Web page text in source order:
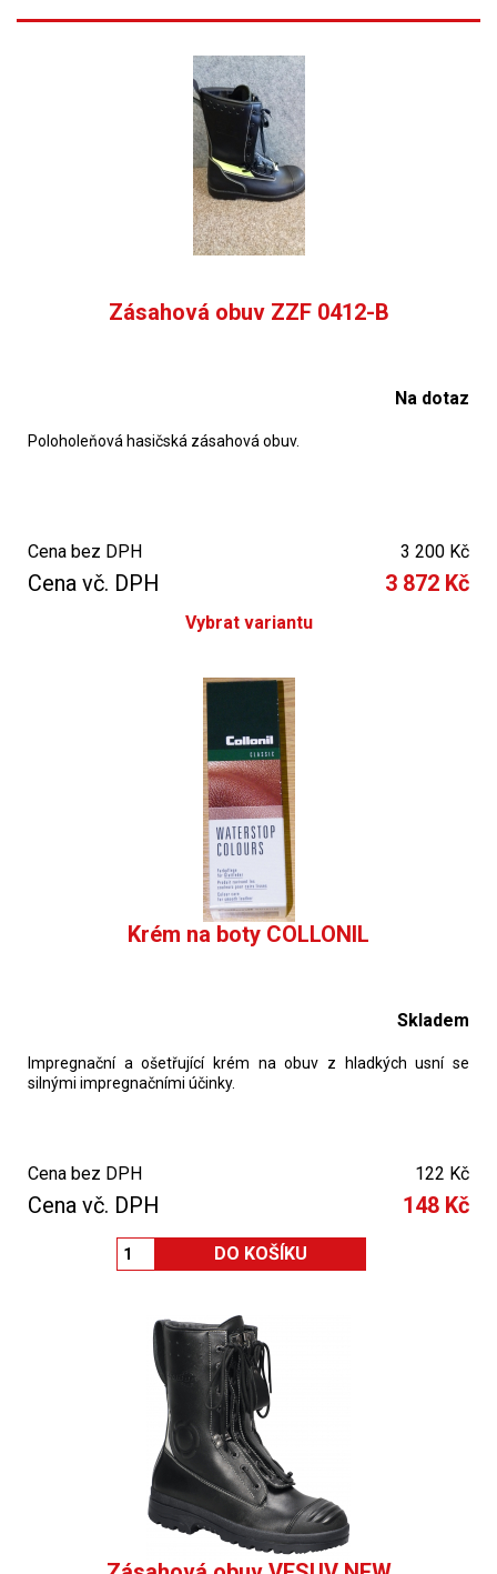
Zásahová obuv ZZF 0412-B
Na dotaz
Poloholeňová hasičská zásahová obuv.
Cena bez DPH 3 200 Kč
Cena vč. DPH 3 872 Kč
Vybrat variantu
Krém na boty COLLONIL
Skladem
Impregnační a ošetřující krém na obuv z hladkých usní se
silnými impregnačními účinky.
Cena bez DPH 122 Kč
Cena vč. DPH 148 Kč